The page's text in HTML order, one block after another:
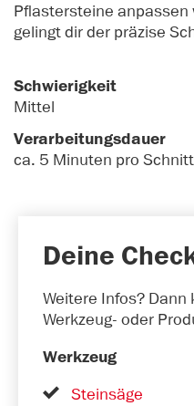
Pflastersteine
gelingt dir der präzise
Schwierigkeit
Mittel
Verarbeitungsdauer
ca. 5 Minuten pro Schnitt
Deine
Weitere Infos?
Werkzeug- oder
Werkzeug
Steinsäge